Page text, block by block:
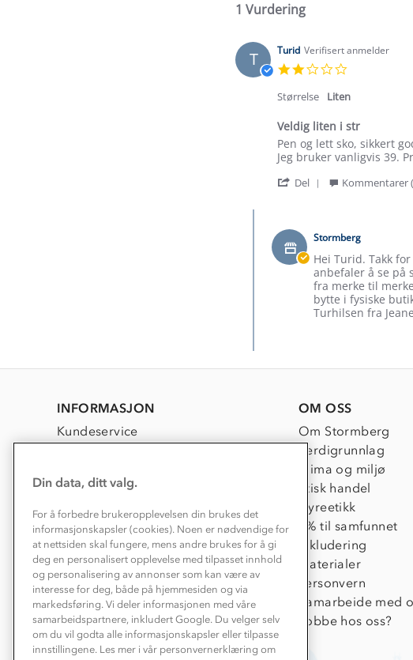
1 Vurdering
T Turid Verifisert anmelder
rating
Størrelse Liten
Veldig liten i str
Review
by
on
review
stating
liten
Pen og lett sko, sikkert
Jeg bruker vanligvis 39.
Del
Turid
20
Sep
2023
Kommentarer
Butikkeier
Review
2023
Stormberg
Hei Turid. Takk
anbefaler å se på
fra merke til
bytte i fysiske
Turhilsen fra
INFORMASJON
Kundeservice
Kundeklubb
Våre butikker
Bedrift, barnehage og SFO
Presse
OM OSS
Om Stormberg
Verdigrunnlag
Klima og miljø
Etisk handel
Dyreetikk
1% til samfunnet
Inkludering
Materialer
Personvern
Samarbeide med
Jobbe hos oss?
Din data, ditt valg.
For å forbedre brukeropplevelsen din brukes det
informasjonskapsler (cookies). Noen er nødvendige for
at nettsiden skal fungere, mens andre brukes for å gi
deg en personalisert opplevelse med tilpasset innhold
og personalisering av annonser som kan være av
interesse for deg, både på hjemmesiden og via
markedsføring. Vi deler informasjonen med våre
samarbeidspartnere, inkludert Google. Du velger selv
om du vil godta alle informasjonskapsler eller tilpasse
innstillingene. Les mer i vår personvernerklæring om